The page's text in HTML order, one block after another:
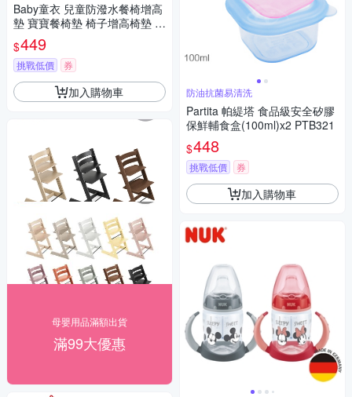
Baby童衣 兒童防潑水餐椅增高
墊 寶寶餐椅墊 椅子增高椅墊 可
拆洗高墊坐墊 88010
$449
挑戰低價 券
加入購物車
母嬰用品滿額出貨
滿99大優惠
防油抗菌易清洗
Partita 帕緹塔 食品級安全矽膠
保鮮輔食盒(100ml)x2 PTB321
$448
挑戰低價 券
加入購物車